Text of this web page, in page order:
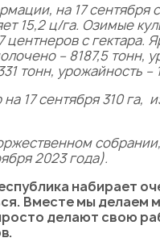
, на 17 сентября
15,2 ц/га. Озимые
центнеров с гектара.
– 8187,5 тонн,
тонн, урожайность –
17 сентября 310 га,
2023 года).
набирает
Вместе мы делаем
делают свою